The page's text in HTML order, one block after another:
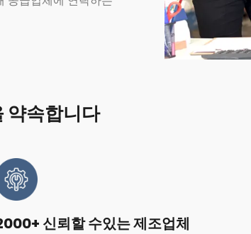
약속합니다
신뢰할 수있는 제조업체